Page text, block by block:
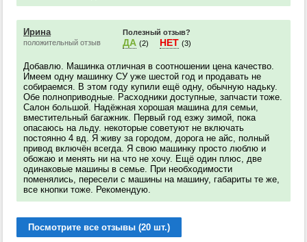
Ирина
положительный отзыв
Полезный отзыв?
ДА (2) НЕТ (3)
Добавлю. Машинка отличная в соотношении цена качество.
Имеем одну машинку СУ уже шестой год и продавать не
собираемся. В этом году купили ещё одну, обычную надьку.
Обе полноприводные. Расходники доступные, запчасти тоже.
Салон большой. Надёжная хорошая машина для семьи,
вместительный багажник. Первый год езжу зимой, пока
опасаюсь на льду. некоторые советуют не включать
постоянно 4 вд. Я живу за городом, дорога не айс, полный
привод включён всегда. Я свою машинку просто люблю и
обожаю и менять ни на что не хочу. Ещё один плюс, две
одинаковые машины в семье. При необходимости
поменялись, пересели с машины на машину, габариты те же,
все кнопки тоже. Рекомендую.
Посмотрите все отзывы (20 шт.)